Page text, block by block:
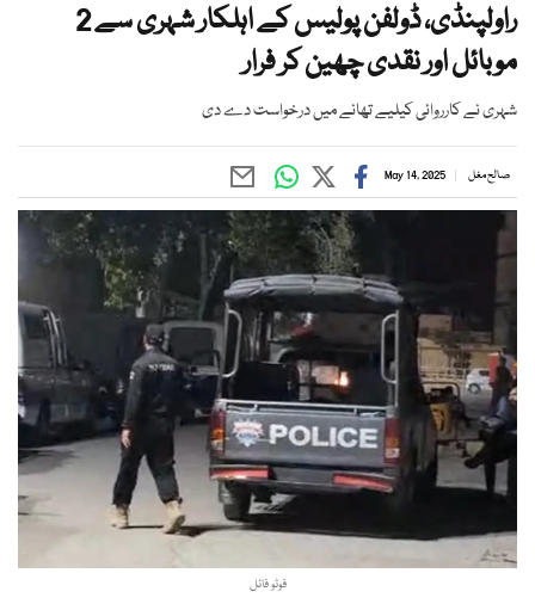
راولپنڈی، ڈولفن پولیس کے اہلکار شہری سے 2
موبائل اور نقدی چھین کر فرار
شہری نے کارروائی کیلیے تھانے میں درخواست دے دی
صالح مغل May 14, 2025
فوٹو فائل